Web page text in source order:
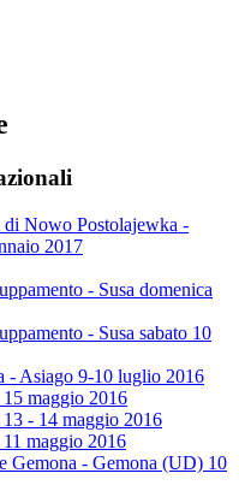
di Nowo Postolajewka -
2017
- Susa domenica
- Susa sabato 10
- Asiago 9-10 luglio 2016
maggio 2016
- 14 maggio 2016
maggio 2016
Gemona - Gemona (UD) 10